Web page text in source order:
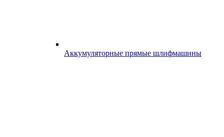
Аккумуляторные прямые шлифмашины